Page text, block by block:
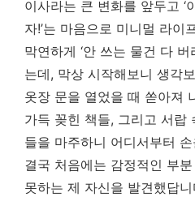
이사라는 큰 변화를 앞두고 ‘
자!’는 마음으로 미니멀 라이
막연하게 ‘안 쓰는 물건 다 버
는데, 막상 시작해보니 생각
옷장 문을 열었을 때 쏟아져
가득 꽂힌 책들, 그리고 서랍
들을 마주하니 어디서부터
결국 처음에는 감정적인 부
못하는 제 자신을 발견했답니